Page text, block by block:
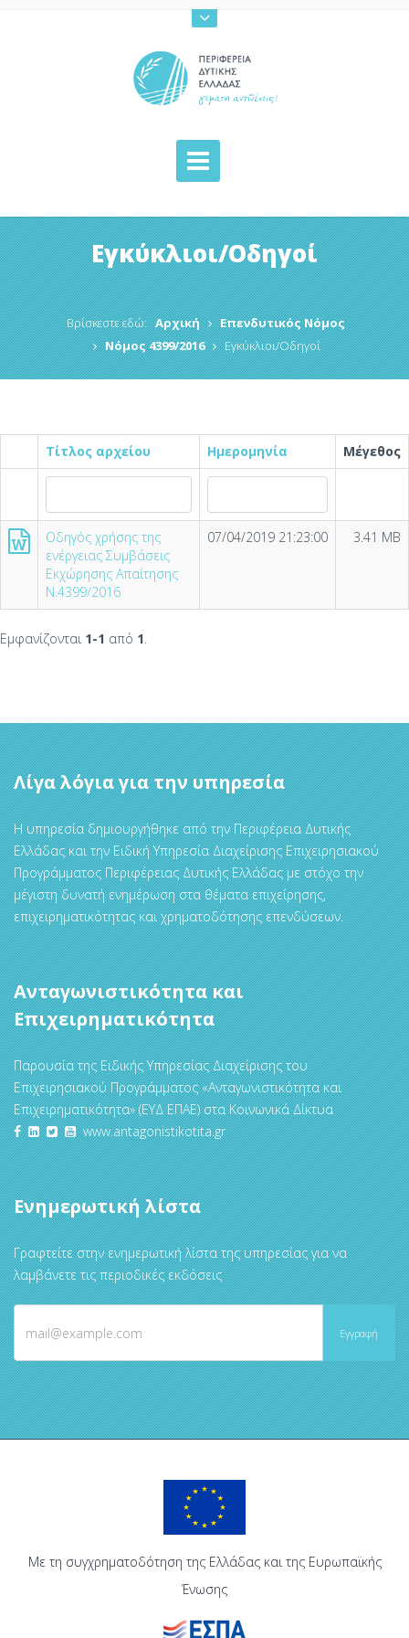
Εγκύκλιοι/Οδηγοί
Βρίσκεστε εδώ: Αρχική
Επενδυτικός Νόμος
Νόμος 4399/2016
Εγκύκλιοι/Οδηγοί
Τίτλος αρχείου Ημερομηνία Μέγεθος
Οδηγός χρήσης της
ενέργειας Συμβάσεις
Εκχώρησης Απαίτησης
Ν.4399/2016
07/04/2019 21:23:00 3.41 MB
Εμφανίζονται 1-1 από 1.
Λίγα λόγια για την υπηρεσία
Η υπηρεσία δημιουργήθηκε από την Περιφέρεια Δυτικής
Ελλάδας και την Ειδική Υπηρεσία Διαχείρισης Επιχειρησιακού
Προγράμματος Περιφέρειας Δυτικής Ελλάδας με στόχο την
μέγιστη δυνατή ενημέρωση στα θέματα επιχείρησης,
επιχειρηματικότητας και χρηματοδότησης επενδύσεων.
Ανταγωνιστικότητα και
Επιχειρηματικότητα
Παρουσία της Ειδικής Υπηρεσίας Διαχείρισης του
Επιχειρησιακού Προγράμματος «Ανταγωνιστικότητα και
Επιχειρηματικότητα» (ΕΥΔ ΕΠΑΕ) στα Κοινωνικά Δίκτυα
www.antagonistikotita.gr
Ενημερωτική λίστα
Γραφτείτε στην ενημερωτική λίστα της υπηρεσίας για να
λαμβάνετε τις περιοδικές εκδόσεις
Με τη συγχρηματοδότηση της Ελλάδας και της Ευρωπαϊκής
Ένωσης